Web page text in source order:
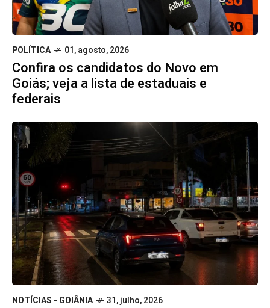
POLÍTICA 01, agosto, 2026
Confira os candidatos do Novo em
Goiás; veja a lista de estaduais e
federais
NOTÍCIAS - GOIÂNIA 31, julho, 2026